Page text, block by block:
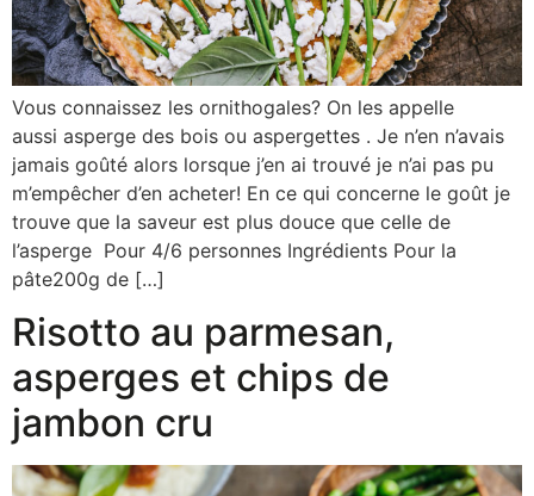
Vous connaissez les ornithogales? On les appelle
aussi asperge des bois ou aspergettes . Je n’en n’avais
jamais goûté alors lorsque j’en ai trouvé je n’ai pas pu
m’empêcher d’en acheter! En ce qui concerne le goût je
trouve que la saveur est plus douce que celle de
l’asperge Pour 4/6 personnes Ingrédients Pour la
pâte200g de […]
Risotto au parmesan,
asperges et chips de
jambon cru